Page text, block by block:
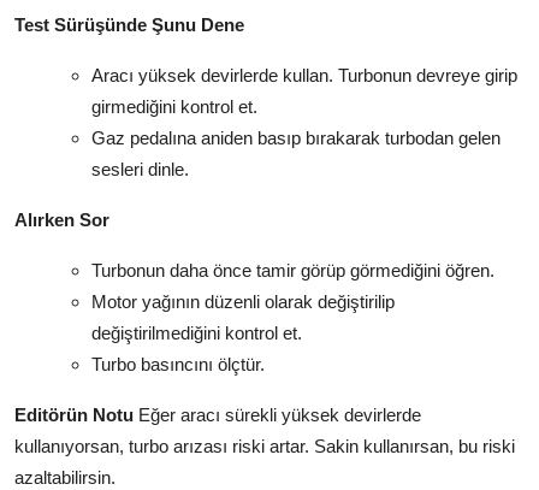
Test Sürüşünde Şunu Dene
Aracı yüksek devirlerde kullan. Turbonun devreye girip
girmediğini kontrol et.
Gaz pedalına aniden basıp bırakarak turbodan gelen
sesleri dinle.
Alırken Sor
Turbonun daha önce tamir görüp görmediğini öğren.
Motor yağının düzenli olarak değiştirilip
değiştirilmediğini kontrol et.
Turbo basıncını ölçtür.
Editörün Notu Eğer aracı sürekli yüksek devirlerde
kullanıyorsan, turbo arızası riski artar. Sakin kullanırsan, bu riski
azaltabilirsin.